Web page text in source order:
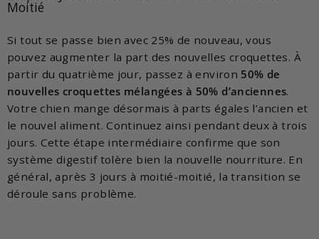
Moitié
Si tout se passe bien avec 25% de nouveau, vous
pouvez augmenter la part des nouvelles croquettes. À
partir du quatrième jour, passez à environ 50% de
nouvelles croquettes mélangées à 50% d’anciennes.
Votre chien mange désormais à parts égales l’ancien et
le nouvel aliment. Continuez ainsi pendant deux à trois
jours. Cette étape intermédiaire confirme que son
système digestif tolère bien la nouvelle nourriture. En
général, après 3 jours à moitié-moitié, la transition se
déroule sans problème.